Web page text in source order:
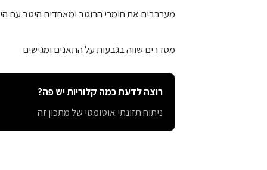
מערבבים את חומרי הרוטב ומאחדים היטב עם
מסדרים שווה בגבעות על התאנים ומגישים
רוצה לדעת כמה קלוריות יש פה?
ניתוח תזונתי אוטומטי של מתכון זה